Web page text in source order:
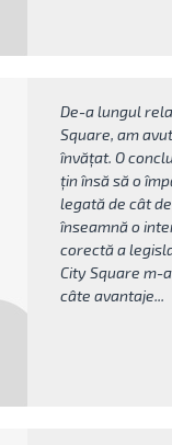
De-a lungul
Square, am
învățat. O
țin însă să o
legată de cât
înseamnă o
corectă a
City Square m-
câte avantaje...